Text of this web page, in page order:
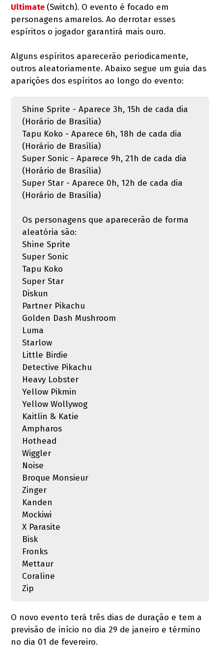
Ultimate (Switch). O evento é focado em
personagens amarelos. Ao derrotar esses
espíritos o jogador garantirá mais ouro.
Alguns espíritos aparecerão periodicamente,
outros aleatoriamente. Abaixo segue um guia das
aparições dos espíritos ao longo do evento:
Shine Sprite - Aparece 3h, 15h de cada dia
(Horário de Brasília)
Tapu Koko - Aparece 6h, 18h de cada dia
(Horário de Brasília)
Super Sonic - Aparece 9h, 21h de cada dia
(Horário de Brasília)
Super Star - Aparece 0h, 12h de cada dia
(Horário de Brasília)
Os personagens que aparecerão de forma
aleatória são:
Shine Sprite
Super Sonic
Tapu Koko
Super Star
Diskun
Partner Pikachu
Golden Dash Mushroom
Luma
Starlow
Little Birdie
Detective Pikachu
Heavy Lobster
Yellow Pikmin
Yellow Wollywog
Kaitlin & Katie
Ampharos
Hothead
Wiggler
Noise
Broque Monsieur
Zinger
Kanden
Mockiwi
X Parasite
Bisk
Fronks
Mettaur
Coraline
Zip
O novo evento terá três dias de duração e tem a
previsão de início no dia 29 de janeiro e término
no dia 01 de fevereiro.